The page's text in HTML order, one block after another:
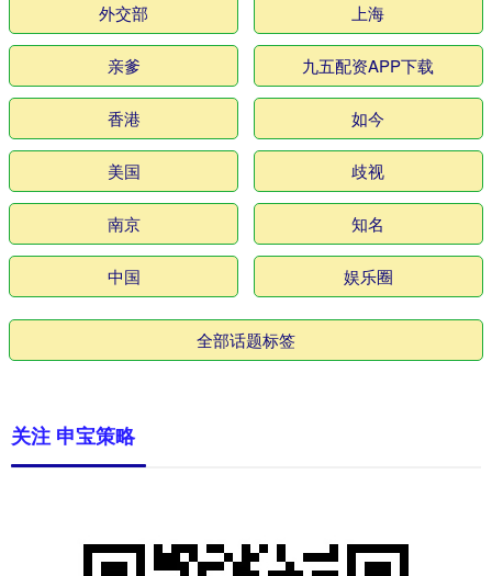
外交部 上海
亲爹 九五配资APP下载
香港 如今
美国 歧视
南京 知名
中国 娱乐圈
全部话题标签
关注 申宝策略